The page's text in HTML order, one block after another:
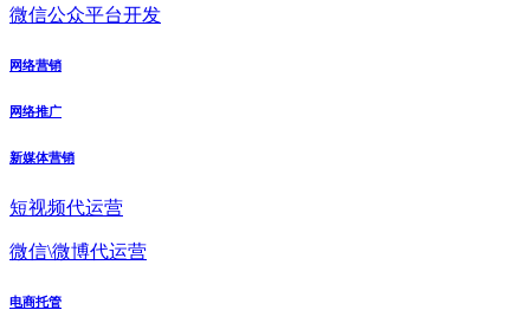
微信公众平台开发
网络营销
网络推广
新媒体营销
短视频代运营
微信\微博代运营
电商托管